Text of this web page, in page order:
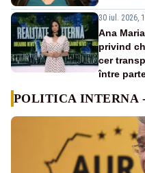
30 iul. 2026,
Ana
privind
cer
între
POLITICA INTERNA